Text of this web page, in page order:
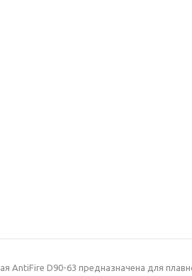
AntiFire D90-63 предназначена для